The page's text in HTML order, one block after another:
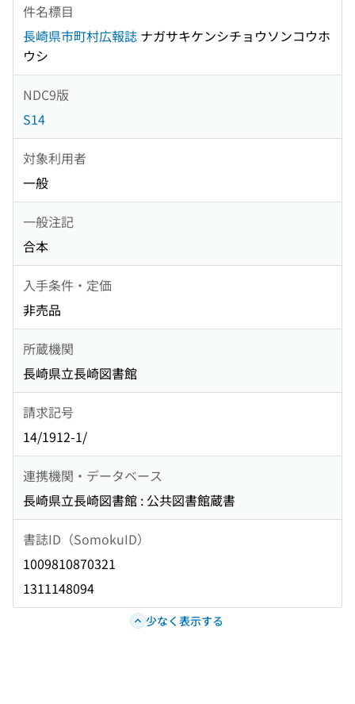
件名標目
長崎県市町村広報誌 ナガサキケンシチョウソンコウホ
ウシ
NDC9版
S14
対象利用者
一般
一般注記
合本
入手条件・定価
非売品
所蔵機関
長崎県立長崎図書館
請求記号
14/1912-1/
連携機関・データベース
長崎県立長崎図書館 : 公共図書館蔵書
書誌ID（SomokuID）
1009810870321
1311148094
少なく表示する